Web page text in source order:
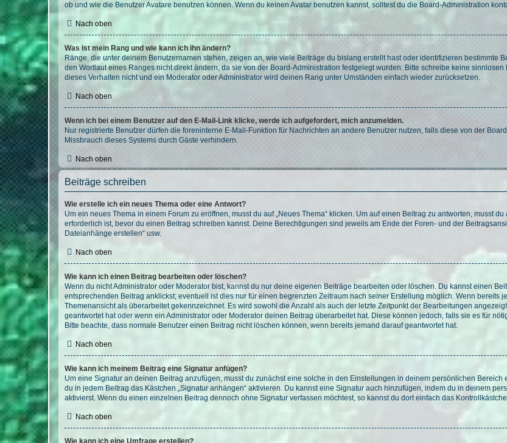
ob und wie die Benutzer Avatare benutzen können. Wenn du keinen Avatar benutzen kannst, solltest du die Board-Administration
Nach oben
Was ist mein Rang und wie kann ich ihn ändern?
Ränge, die unter deinem Benutzernamen stehen, zeigen an, wie viele Beiträge du bislang erstellt hast oder identifizieren bestimmte
den Wortlaut eines Ranges nicht direkt ändern, da sie von der Board-Administration festgelegt wurden. Bitte schreibe keine
dieses Verhalten nicht und ein Moderator oder Administrator wird deinen Rang unter Umständen einfach wieder zurücksetzen.
Nach oben
Wenn ich bei einem Benutzer auf den E-Mail-Link klicke, werde ich aufgefordert, mich anzumelden.
Nur registrierte Benutzer dürfen die foreninterne E-Mail-Funktion für Nachrichten an andere Benutzer nutzen, falls diese von der
Missbrauch dieses Systems durch Gäste verhindern.
Nach oben
Beiträge schreiben
Wie erstelle ich ein neues Thema oder eine Antwort?
Um ein neues Thema in einem Forum zu eröffnen, musst du auf „Neues Thema“ klicken. Um auf einen Beitrag zu antworten, musst
erforderlich ist, bevor du einen Beitrag schreiben kannst. Deine Berechtigungen sind jeweils am Ende der Foren- und der
Dateianhänge erstellen“ usw.
Nach oben
Wie kann ich einen Beitrag bearbeiten oder löschen?
Wenn du nicht Administrator oder Moderator bist, kannst du nur deine eigenen Beiträge bearbeiten oder löschen. Du kannst einen
entsprechenden Beitrag anklickst; eventuell ist dies nur für einen begrenzten Zeitraum nach seiner Erstellung möglich. Wenn bereits
Themenansicht als überarbeitet gekennzeichnet. Es wird sowohl die Anzahl als auch der letzte Zeitpunkt der Bearbeitungen
geantwortet hat oder wenn ein Administrator oder Moderator deinen Beitrag überarbeitet hat. Diese können jedoch, falls sie es für
Bitte beachte, dass normale Benutzer einen Beitrag nicht löschen können, wenn bereits jemand darauf geantwortet hat.
Nach oben
Wie kann ich meinem Beitrag eine Signatur anfügen?
Um eine Signatur an deinen Beitrag anzufügen, musst du zunächst eine solche in den Einstellungen in deinem persönlichen
du in jedem Beitrag das Kästchen „Signatur anhängen“ aktivieren. Du kannst eine Signatur auch hinzufügen, indem du in deinem
aktivierst. Wenn du einen einzelnen Beitrag dennoch ohne Signatur verfassen möchtest, so kannst du dort einfach das
Nach oben
Wie kann ich eine Umfrage erstellen?